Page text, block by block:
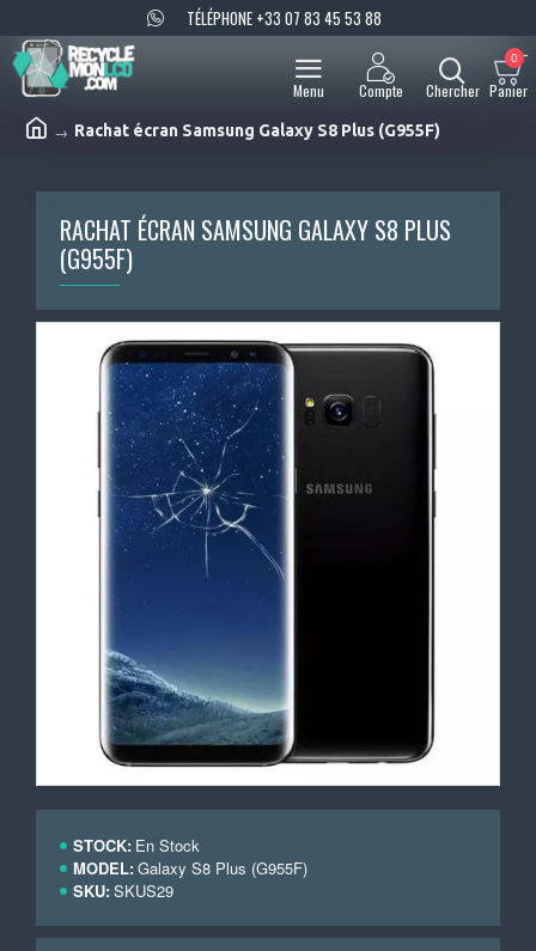
TÉLÉPHONE +33 07 83 45 53 88
0
Rachat écran Samsung Galaxy S8 Plus (G955F)
RACHAT ÉCRAN SAMSUNG GALAXY S8 PLUS
(G955F)
STOCK: En Stock
MODEL:Galaxy S8 Plus (G955F)
SKU:SKUS29